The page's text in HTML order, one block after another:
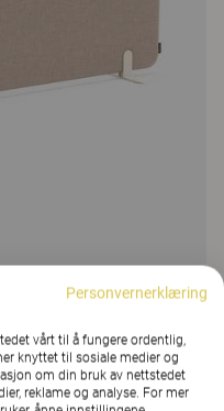
Personvernerklæring
vårt til å fungere ordentlig,
knyttet til sosiale medier og
om din bruk av nettstedet
reklame og analyse. For mer